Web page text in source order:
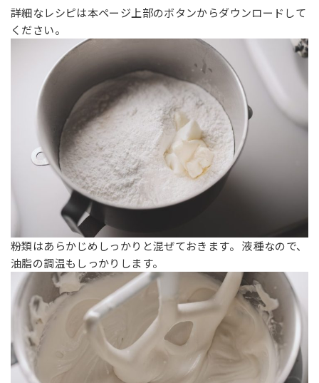
詳細なレシピは本ページ上部のボタンからダウンロードして
ください。
粉類はあらかじめしっかりと混ぜておきます。 液種なので、
油脂の調温もしっかりします。